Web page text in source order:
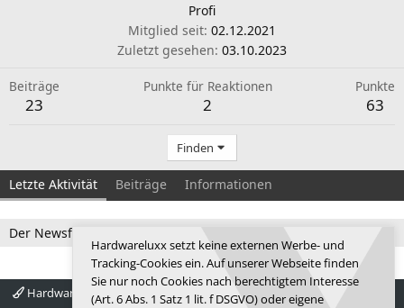
Profi
Mitglied seit 02.12.2021
Zuletzt gesehen 03.10.2023
Beiträge
23
Punkte für Reaktionen
2
Punkte
63
Finden
Letzte Aktivität Beiträge Informationen
Der Newsfeed ist zur Zeit leer.
Hardwareluxx 4.0
Deutsch
Hardwareluxx setzt keine externen Werbe- und
Tracking-Cookies ein. Auf unserer Webseite finden
Sie nur noch Cookies nach berechtigtem Interesse
(Art. 6 Abs. 1 Satz 1 lit. f DSGVO) oder eigene